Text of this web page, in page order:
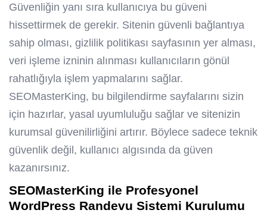
Güvenliğin yanı sıra kullanıcıya bu güveni
hissettirmek de gerekir. Sitenin güvenli bağlantıya
sahip olması, gizlilik politikası sayfasının yer alması,
veri işleme izninin alınması kullanıcıların gönül
rahatlığıyla işlem yapmalarını sağlar.
SEOMasterKing, bu bilgilendirme sayfalarını sizin
için hazırlar, yasal uyumluluğu sağlar ve sitenizin
kurumsal güvenilirliğini artırır. Böylece sadece teknik
güvenlik değil, kullanıcı algısında da güven
kazanırsınız.
SEOMasterKing ile Profesyonel
WordPress Randevu Sistemi Kurulumu